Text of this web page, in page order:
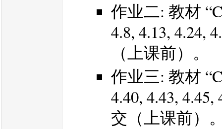
作业二: 教材
4.8, 4.13, 4.24,
（上课前）。
作业三: 教材
4.40, 4.43,
交（上课前）